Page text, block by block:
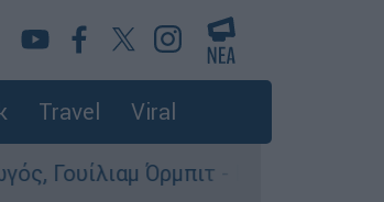
Travel Viral
Όρμπιτ - Η καθοριστική